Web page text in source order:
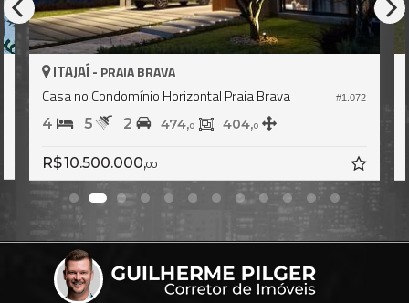
#1.072
Praia Brava
404, 0
Casa no Condomínio
3
00